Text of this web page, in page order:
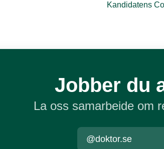
Kandidatens
Jobber du
La oss samarbeide om
@doktor.se